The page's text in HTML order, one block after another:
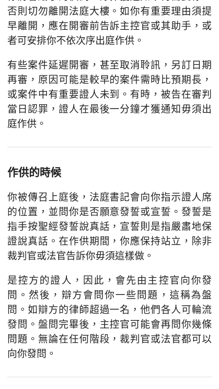
否則切勿離開法庭大樓。如你有重要理由須提
早離開，應在開審前告訴主控官或其助手，或
者可安排你不依次序出庭作供。
有些案件延遲開審，甚至取消聆訊，另訂日期
再審，原因可能是較早的案件需時比預期長，
或案件中有重要證人未到。有時，被告在審判
當日認罪，證人在最後一分鐘才獲通知毋須出
庭作供。
作供的時候
你被傳召上庭後，法庭書記會向你指示證人席
的位置，並問你是否願意發誓或宣誓。發誓是
指手按聖經發誓說真話，宣誓則是指嚴肅地保
證說真話。在作供期間，你應保持站立，除非
裁判官或法官告訴你毋須這樣做。
是控方的證人，因此，會先由主控官向你發
問。然後，辯方會問你一些問題，這稱為盤
問。如辯方的律師超過一名，他們各人可輪流
發問。盤問完畢後，主控官可能會再問你幾條
問題。無論在任何階段，裁判官或法官都可以
向你發問。